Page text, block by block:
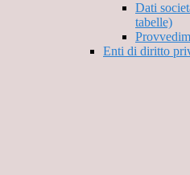
Dati
tabelle)
Enti di diritto